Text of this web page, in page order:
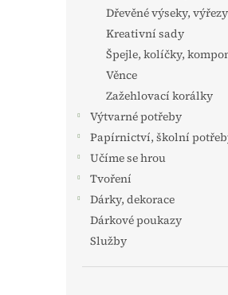
Dřevěné výseky, výřezy
Kreativní sady
Špejle, kolíčky,
Věnce
Zažehlovací korálky
Výtvarné potřeby
Papírnictví, školní
Učíme se hrou
Tvoření
Dárky, dekorace
Dárkové poukazy
Služby